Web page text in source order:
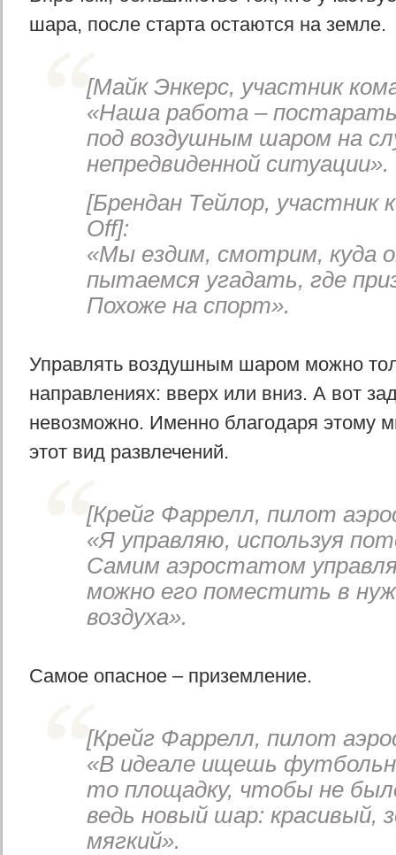
шара, после старта остаются на земле.
[Майк Энкерс, участник
«Наша работа –
под воздушным шаром на
непредвиденной ситуации».
[Брендан Тейлор, участник
Off]:
«Мы ездим, смотрим, куда
пытаемся угадать, где
Похоже на спорт».
Управлять воздушным шаром можно
направлениях: вверх или вниз. А вот
невозможно. Именно благодаря этому
этот вид развлечений.
[Крейг Фаррелл, пилот
«Я управляю, используя
Самим аэростатом
можно его поместить в
воздуха».
Самое опасное – приземление.
[Крейг Фаррелл, пилот
«В идеале ищешь
то площадку, чтобы не
ведь новый шар: красивый,
мягкий».